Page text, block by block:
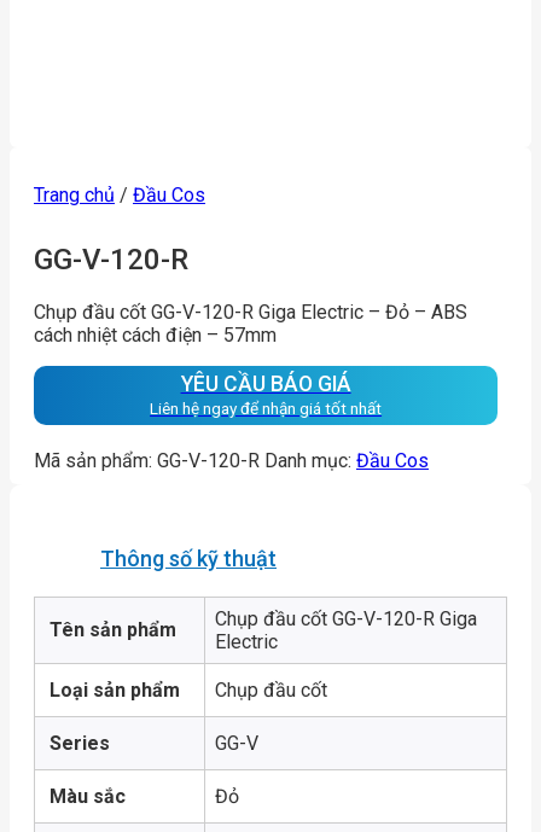
Trang chủ / Đầu Cos
GG-V-120-R
Chụp đầu cốt GG-V-120-R Giga Electric – Đỏ – ABS
cách nhiệt cách điện – 57mm
YÊU CẦU BÁO GIÁ
Liên hệ ngay để nhận giá tốt nhất
Mã sản phẩm: GG-V-120-R Danh mục: Đầu Cos
Thông số kỹ thuật
Tên sản phẩm
Chụp đầu cốt GG-V-120-R Giga
Electric
Loại sản phẩm Chụp đầu cốt
Series GG-V
Màu sắc Đỏ